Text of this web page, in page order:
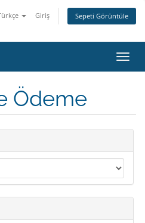
Giriş Sepeti Görüntüle
Ödeme